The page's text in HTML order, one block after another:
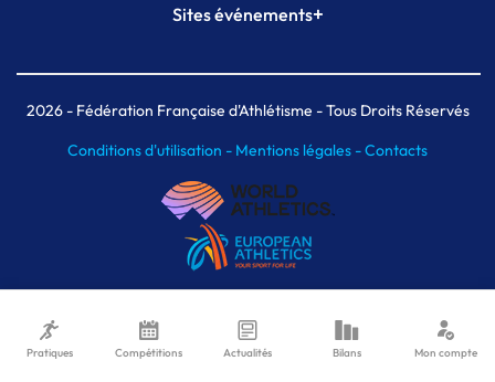
Plateforme Formation
Sites événements+
Meeting de Paris indoor
MAIF Ekiden de Paris
2026- Fédération Française d'Athlétisme - Tous Droits Réservés
Conditions d'utilisation - Mentions légales -Contacts
Pratiques Compétitions Actualités Bilans Mon compte